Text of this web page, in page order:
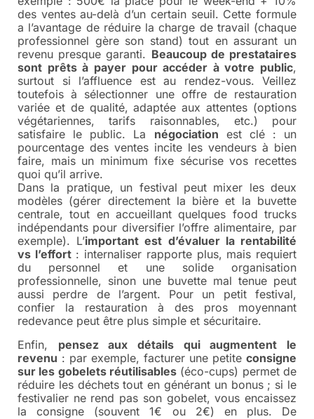
des ventes au-delà d’un certain seuil. Cette formule
a l’avantage de réduire la charge de travail (chaque
professionnel gère son stand) tout en assurant un
revenu presque garanti. Beaucoup de prestataires
sont prêts à payer pour accéder à votre public,
surtout si l’affluence est au rendez-vous. Veillez
toutefois à sélectionner une offre de restauration
variée et de qualité, adaptée aux attentes (options
végétariennes, tarifs raisonnables, etc.) pour
satisfaire le public. La négociation est clé : un
pourcentage des ventes incite les vendeurs à bien
faire, mais un minimum fixe sécurise vos recettes
quoi qu’il arrive.
Dans la pratique, un festival peut mixer les deux
modèles (gérer directement la bière et la buvette
centrale, tout en accueillant quelques food trucks
indépendants pour diversifier l’offre alimentaire, par
exemple). L’important est d’évaluer la rentabilité
vs l’effort: internaliser rapporte plus, mais requiert
du personnel et une solide organisation
professionnelle, sinon une buvette mal tenue peut
aussi perdre de l’argent. Pour un petit festival,
confier la restauration à des pros moyennant
redevance peut être plus simple et sécuritaire.
Enfin, pensez aux détails qui augmentent le
revenu : par exemple, facturer une petite consigne
sur les gobelets réutilisables (éco-cups) permet de
réduire les déchets tout en générant un bonus ; si le
festivalier ne rend pas son gobelet, vous encaissez
la consigne (souvent 1€ ou 2€) en plus. De